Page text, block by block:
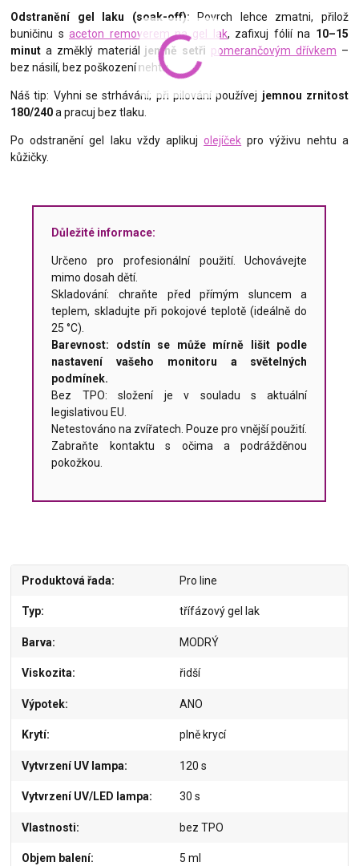
Odstranění gel laku (soak-off): Povrch lehce zmatni, přilož
buničinu saceton removerem na gel lak, zafixuj fólií na 10–15
minut a změklý materiál jemně setři pomerančovým dřívkem –
bez násilí, bez poškození nehtu.
Náš tip: Vyhni se strhávání; při pilování používej jemnou zrnitost
180/240a pracuj bez tlaku.
Po odstranění gel laku vždy aplikujolejíček pro výživu nehtu a
kůžičky.
Důležité informace:
Určeno pro profesionální použití. Uchovávejte
mimo dosah dětí.
Skladování: chraňte před přímým sluncem a
teplem, skladujte při pokojové teplotě (ideálně do
25 °C).
Barevnost: odstín se může mírně lišit podle
nastavení vašeho monitoru a světelných
podmínek.
Bez TPO: složení je v souladu s aktuální
legislativou EU.
Netestováno na zvířatech. Pouze pro vnější použití.
Zabraňte kontaktu s očima a podrážděnou
pokožkou.
Produktová řada Pro line
Typ třífázový gel lak
Barva MODRÝ
Viskozita řidší
Výpotek ANO
Krytí plně krycí
Vytvrzení UV lampa 120 s
Vytvrzení UV/LED lampa 30 s
Vlastnosti bez TPO
Objem balení 5 ml